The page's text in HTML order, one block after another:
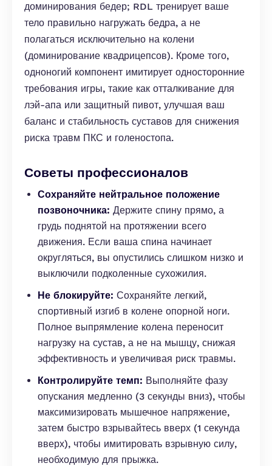
доминирования бедер; RDL тренирует ваше
тело правильно нагружать бедра, а не
полагаться исключительно на колени
(доминирование квадрицепсов). Кроме того,
одноногий компонент имитирует односторонние
требования игры, такие как отталкивание для
лэй-апа или защитный пивот, улучшая ваш
баланс и стабильность суставов для снижения
риска травм ПКС и голеностопа.
Советы профессионалов
Сохраняйте нейтральное положение
позвоночника: Держите спину прямо, а
грудь поднятой на протяжении всего
движения. Если ваша спина начинает
округляться, вы опустились слишком низко и
выключили подколенные сухожилия.
Не блокируйте: Сохраняйте легкий,
спортивный изгиб в колене опорной ноги.
Полное выпрямление колена переносит
нагрузку на сустав, а не на мышцу, снижая
эффективность и увеличивая риск травмы.
Контролируйте темп: Выполняйте фазу
опускания медленно (3 секунды вниз), чтобы
максимизировать мышечное напряжение,
затем быстро взрывайтесь вверх (1 секунда
вверх), чтобы имитировать взрывную силу,
необходимую для прыжка.